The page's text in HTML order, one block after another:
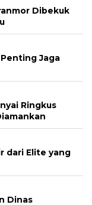
Dibekuk
Jaga
Ringkus
dari Elite yang
Dinas